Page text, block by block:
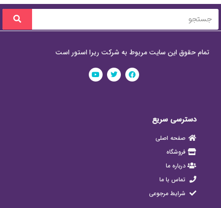
تمام حقوق این سایت مربوط به شرکت ریرا استور است
دسترسی سریع
صفحه اصلی
فروشگاه
درباره ما
تماس با ما
شرایط مرجوعی